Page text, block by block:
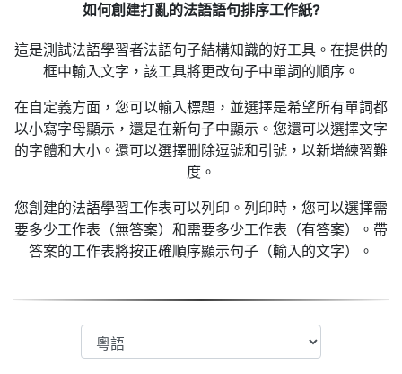
如何創建打亂的法語語句排序工作紙?
這是測試法語學習者法語句子結構知識的好工具。在提供的
框中輸入文字，該工具將更改句子中單詞的順序。
在自定義方面，您可以輸入標題，並選擇是希望所有單詞都
以小寫字母顯示，還是在新句子中顯示。您還可以選擇文字
的字體和大小。還可以選擇删除逗號和引號，以新增練習難
度。
您創建的法語學習工作表可以列印。列印時，您可以選擇需
要多少工作表（無答案）和需要多少工作表（有答案）。帶
答案的工作表將按正確順序顯示句子（輸入的文字）。